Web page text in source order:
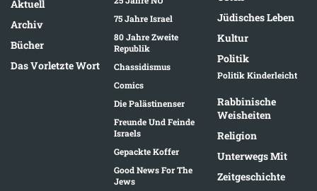
Aktuell
Archiv
Bücher
Das Vorletzte Wort
75 Jahre Israel
80 Jahre Zweite
Republik
Chassidismus
Comics
Die Palästinenser
Freunde Und Feinde
Israels
Gepackte Koffer
Good News For The
Jews
Jüdisches Leben
Kultur
Politik
Politik Kinderleicht
Rabbinische
Weisheiten
Religion
Unterwegs Mit
Zeitgeschichte